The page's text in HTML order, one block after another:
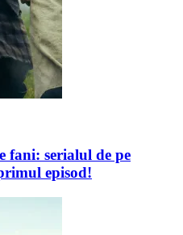
fani: serialul de pe
episod!